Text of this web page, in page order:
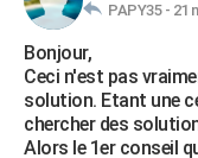
Essais
Réserver un essai
Citadines
Berlines
SUV
Forum auto
HIGH-TECH
Mobiles
Meilleur smartphone
Internet
Ordinateurs
Jeux vidéo
Guide high-tech
+BRICOLAGE
Forum
Aménagement intérieur
Extérieur
Cuisine
Salle de bains
Jardinage
Rangement
WEEK-END
PAPY35 - 21
Bonjour,
Ceci n'est pas
solution. Etant une
chercher des
Alors le 1er conseil